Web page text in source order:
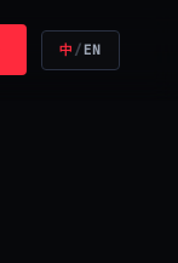
中 / EN